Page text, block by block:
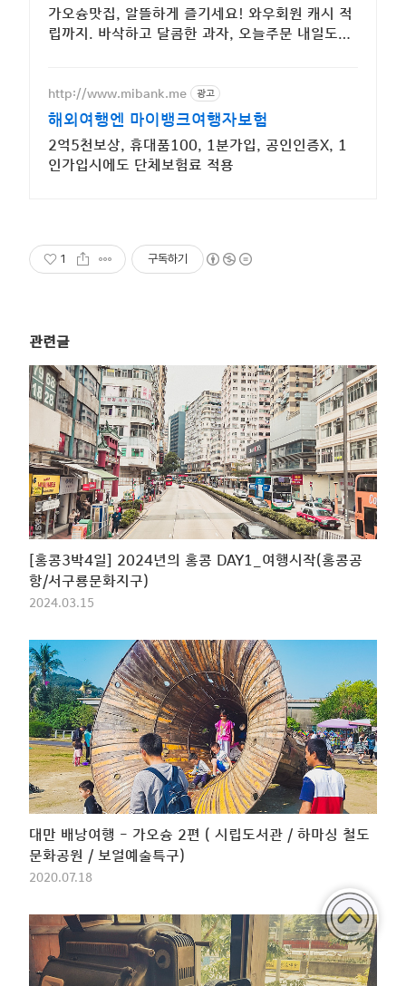
가오슝맛집, 알뜰하게 즐기세요! 와우회원 캐시 적
립까지. 바삭하고 달콤한 과자, 오늘주문 내일도착
http://www.mibank.me 광고
해외여행엔 마이뱅크여행자보험
2억5천보상, 휴대품100, 1분가입, 공인인증X, 1
인가입시에도 단체보험료 적용
1 구독하기
관련글
[홍콩3박4일] 2024년의 홍콩 DAY1_여행시작(홍콩공
항/서구룡문화지구)
2024.03.15
대만 배낭여행 - 가오슝 2편 ( 시립도서관 / 하마싱 철도
문화공원 / 보얼예술특구)
2020.07.18